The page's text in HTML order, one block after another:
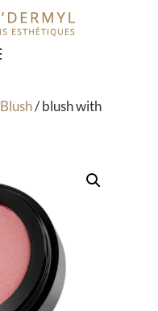
Blush/ blush with